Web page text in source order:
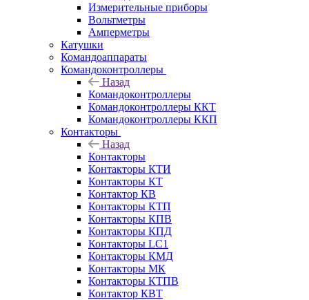
Измерительные приборы
Вольтметры
Амперметры
Катушки
Командоаппараты
Командоконтроллеры
Назад
Командоконтроллеры
Командоконтроллеры ККТ
Командоконтроллеры ККП
Контакторы
Назад
Контакторы
Контакторы КТИ
Контакторы КТ
Контактор КВ
Контакторы КТП
Контакторы КПВ
Контакторы КПД
Контакторы LC1
Контакторы КМД
Контакторы МК
Контакторы КТПВ
Контактор КВТ